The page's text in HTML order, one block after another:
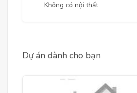
Không có nội thất
Dự án dành cho bạn